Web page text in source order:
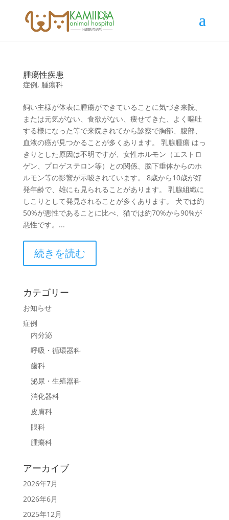
腫瘍性疾患
症例, 腫瘍科
飼い主様が体表に腫瘍ができていることに気づき来院、
または元気がない、食欲がない、痩せてきた、よく嘔吐
する様になった等で来院されてから診察で胸部、腹部、
血液の癌が見つかることが多くあります。 乳腺腫瘍 はっ
きりとした原因は不明ですが、女性ホルモン（エストロ
ゲン、プロゲステロン等）との関係、脳下垂体からのホ
ルモン等の影響が示唆されています。 8歳から10歳が好
発年齢で、雄にも見られることがあります。 乳腺組織に
しこりとして発見されることが多くあります。 犬では約
50%が悪性であることに比べ、猫では約70%から90%が
悪性です。...
続きを読む
カテゴリー
お知らせ
症例
内分泌
呼吸・循環器科
歯科
泌尿・生殖器科
消化器科
皮膚科
眼科
腫瘍科
アーカイブ
2026年7月
2026年6月
2025年12月